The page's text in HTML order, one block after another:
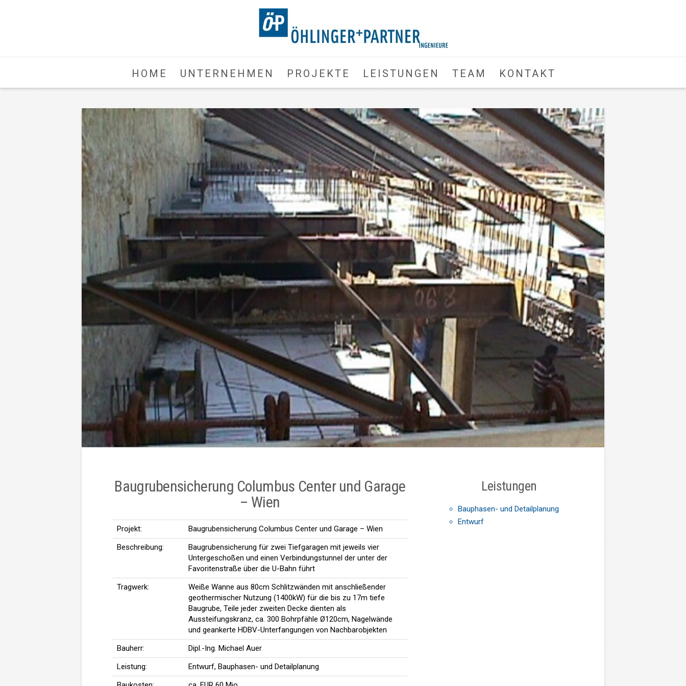
HOME UNTERNEHMEN PROJEKTE LEISTUNGEN TEAM KONTAKT
Baugrubensicherung Columbus Center und Garage
– Wien
Projekt:
Baugrubensicherung Columbus Center und Garage – Wien
Beschreibung:
Baugrubensicherung für zwei Tiefgaragen mit jeweils vier
Untergeschoßen und einen Verbindungstunnel der unter der
Favoritenstraße über die U-Bahn führt
Tragwerk:
Weiße Wanne aus 80cm Schlitzwänden mit anschließender
geothermischer Nutzung (1400kW) für die bis zu 17m tiefe
Baugrube, Teile jeder zweiten Decke dienten als
Aussteifungskranz, ca. 300 Bohrpfähle Ø120cm, Nagelwände
und geankerte HDBV-Unterfangungen von Nachbarobjekten
Bauherr:
Dipl.-Ing. Michael Auer
Leistung:
Entwurf, Bauphasen- und Detailplanung
Leistungen
Bauphasen- und Detailplanung
Entwurf